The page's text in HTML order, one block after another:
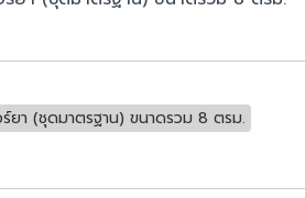
ร์ยา (ชุดมาตรฐาน) ขนาดรวม 8 ตรม.